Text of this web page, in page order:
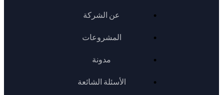
عن الشركة
المشروعات
مدونة
الأسئلة الشائعة